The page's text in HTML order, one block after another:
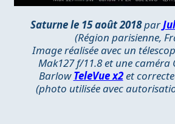
Saturne le 15 août 2018par
(Région parisienne,
Image réalisée avec un
Mak127 f/11.8 et une caméra
BarlowTeleVue x2et
(photo utilisée avec